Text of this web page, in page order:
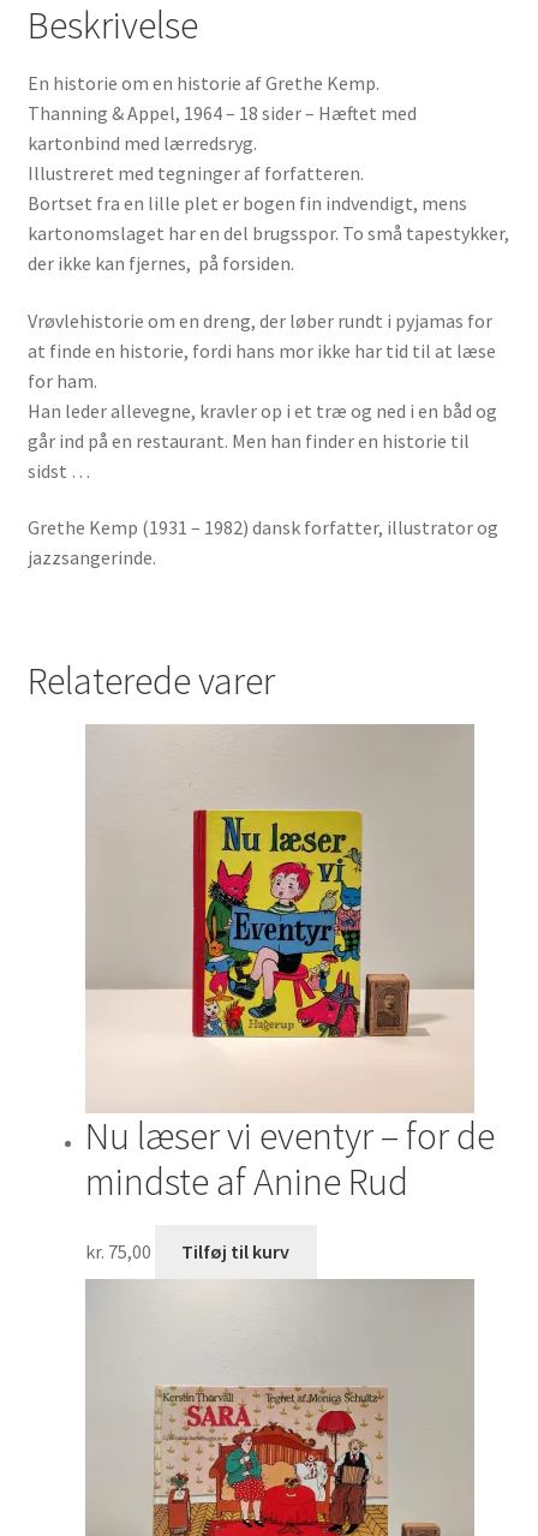
Beskrivelse
En historie om en historie af Grethe Kemp.
Thanning & Appel, 1964 – 18 sider – Hæftet med
kartonbind med lærredsryg.
Illustreret med tegninger af forfatteren.
Bortset fra en lille plet er bogen fin indvendigt, mens
kartonomslaget har en del brugsspor. To små tapestykker,
der ikke kan fjernes, på forsiden.
Vrøvlehistorie om en dreng, der løber rundt i pyjamas for
at finde en historie, fordi hans mor ikke har tid til at læse
for ham.
Han leder allevegne, kravler op i et træ og ned i en båd og
går ind på en restaurant. Men han finder en historie til
sidst …
Grethe Kemp (1931 – 1982) dansk forfatter, illustrator og
jazzsangerinde.
Relaterede varer
Nu læser vi eventyr – for de
mindste af Anine Rud
kr. 75,00 Tilføj til kurv